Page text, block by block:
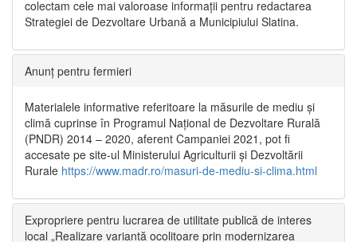
colectam cele mai valoroase informații pentru redactarea
Strategiei de Dezvoltare Urbană a Municipiului Slatina.
Anunț pentru fermieri
Materialele informative referitoare la măsurile de mediu și
climă cuprinse în Programul Național de Dezvoltare Rurală
(PNDR) 2014 – 2020, aferent Campaniei 2021, pot fi
accesate pe site-ul Ministerului Agriculturii și Dezvoltării
Rurale https://www.madr.ro/masuri-de-mediu-si-clima.html
Expropriere pentru lucrarea de utilitate publică de interes
local „Realizare variantă ocolitoare prin modernizarea